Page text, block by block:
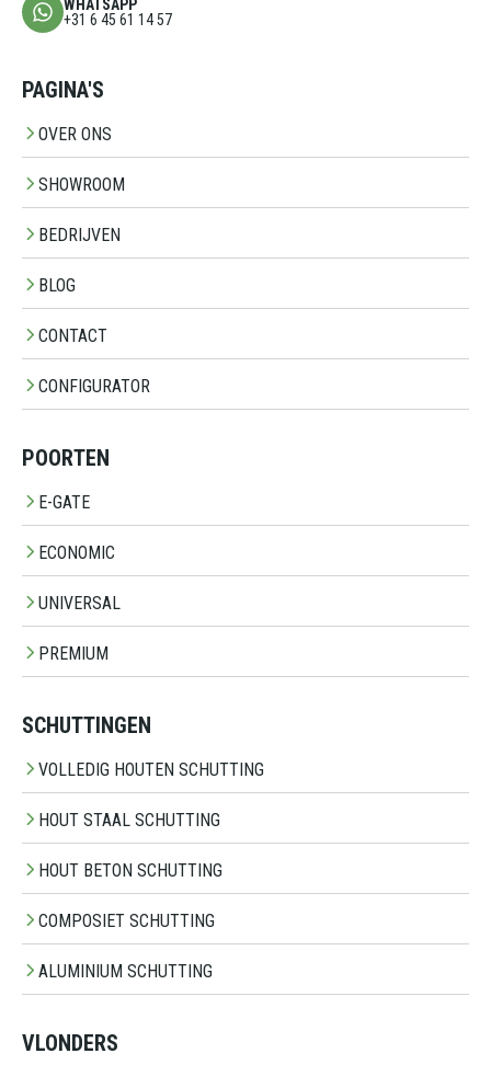
WHATSAPP
+31 6 45 61 14 57
PAGINA'S
OVER ONS
SHOWROOM
BEDRIJVEN
BLOG
CONTACT
CONFIGURATOR
POORTEN
E-GATE
ECONOMIC
UNIVERSAL
PREMIUM
SCHUTTINGEN
VOLLEDIG HOUTEN SCHUTTING
HOUT STAAL SCHUTTING
HOUT BETON SCHUTTING
COMPOSIET SCHUTTING
ALUMINIUM SCHUTTING
VLONDERS